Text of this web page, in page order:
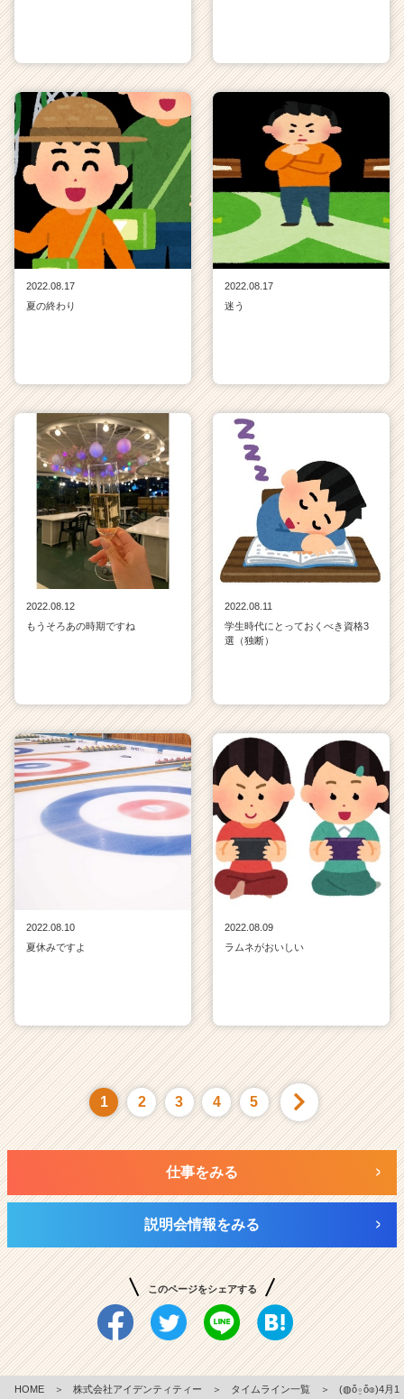
2022.08.17
夏の終わり
2022.08.17
迷う
2022.08.12
もうそろあの時期ですね
2022.08.11
学生時代にとっておくべき資格3
選（独断）
2022.08.10
夏休みですよ
2022.08.09
ラムネがおいしい
1 2 3 4 5
仕事をみる
説明会情報をみる
このページをシェアする
HOME ＞ 株式会社アイデンティティー ＞ タイムライン一覧 ＞
(◍ὅ⍛ὅ◍)4月1